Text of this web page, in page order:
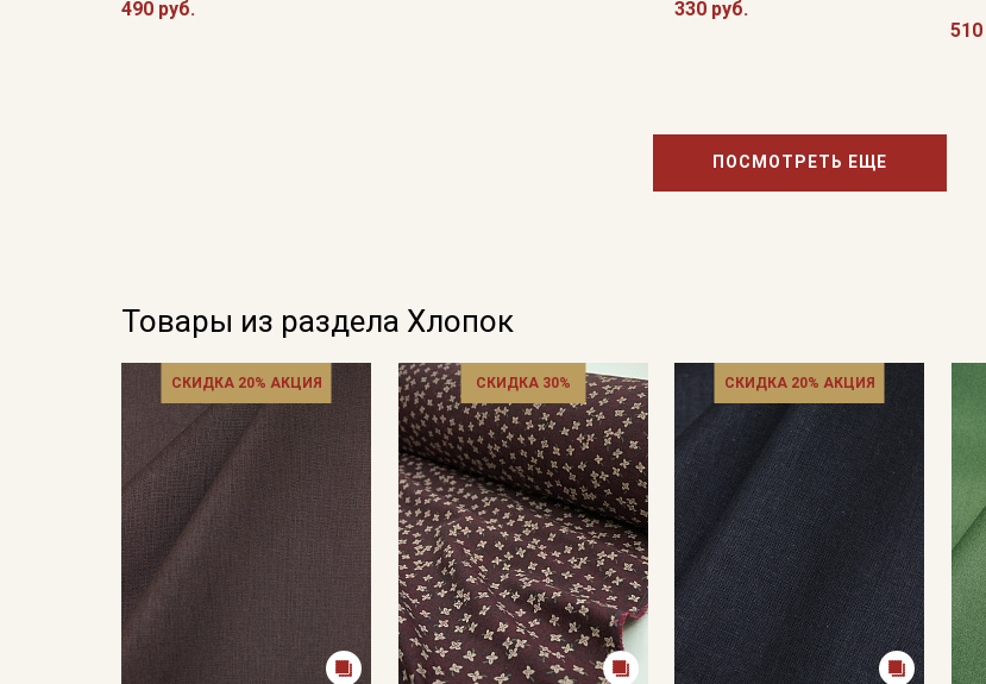
490 руб. 330 руб.
510
ПОСМОТРЕТЬ ЕЩЕ
Товары из раздела Хлопок
СКИДКА 20% АКЦИЯ СКИДКА 30% СКИДКА 20% АКЦИЯ